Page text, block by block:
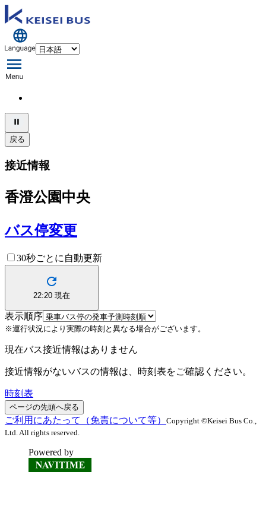
戻る
接近情報
香澄公園中央
バス停変更
30秒ごとに自動更新
22:20 現在
表示順序
※運行状況により実際の時刻と異なる場合がございます。
現在バス接近情報はありません
接近情報がないバスの情報は、時刻表をご確認ください。
時刻表
ページの先頭へ戻る
ご利用にあたって（免責について等） Copyright ©Keisei Bus Co.,
Ltd. All rights reserved.
Powered by